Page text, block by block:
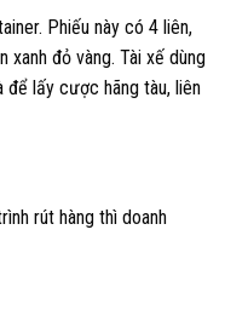
Phiếu này có 4 liên,
xanh đỏ vàng. Tài xế dùng
để lấy cược hãng tàu, liên
rút hàng thì doanh